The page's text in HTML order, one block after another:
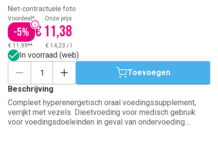
Niet-contractuele foto
Voordeel*
-5%
Onze prijs
€ 11,38
€ 11,99** € 14,23 /
In voorraad (web)
Toevoegen
Beschrijving
Compleet hyperenergetisch oraal voedingssupplement,
verrijkt met vezels. Dieetvoeding voor medisch gebruik
voor voedingsdoeleinden in geval van ondervoeding